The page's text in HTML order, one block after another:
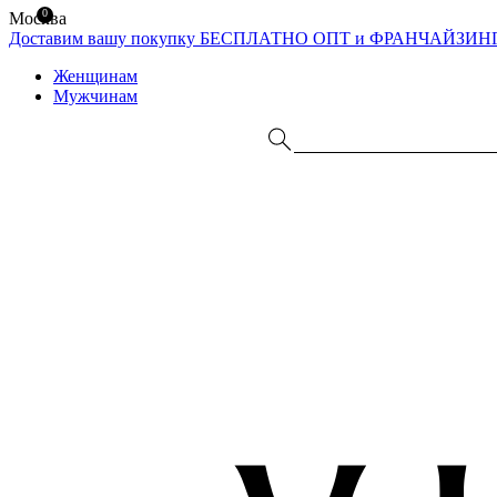
Москва
Доставим вашу покупку БЕСПЛАТНО ОПТ и
Женщинам
Мужчинам
0